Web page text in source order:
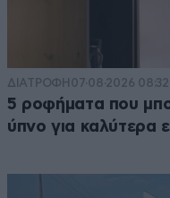
ΔΙΑΤΡΟΦΗ 07·08·2026 08:32
5 ροφήματα που
ύπνο για καλύτερα